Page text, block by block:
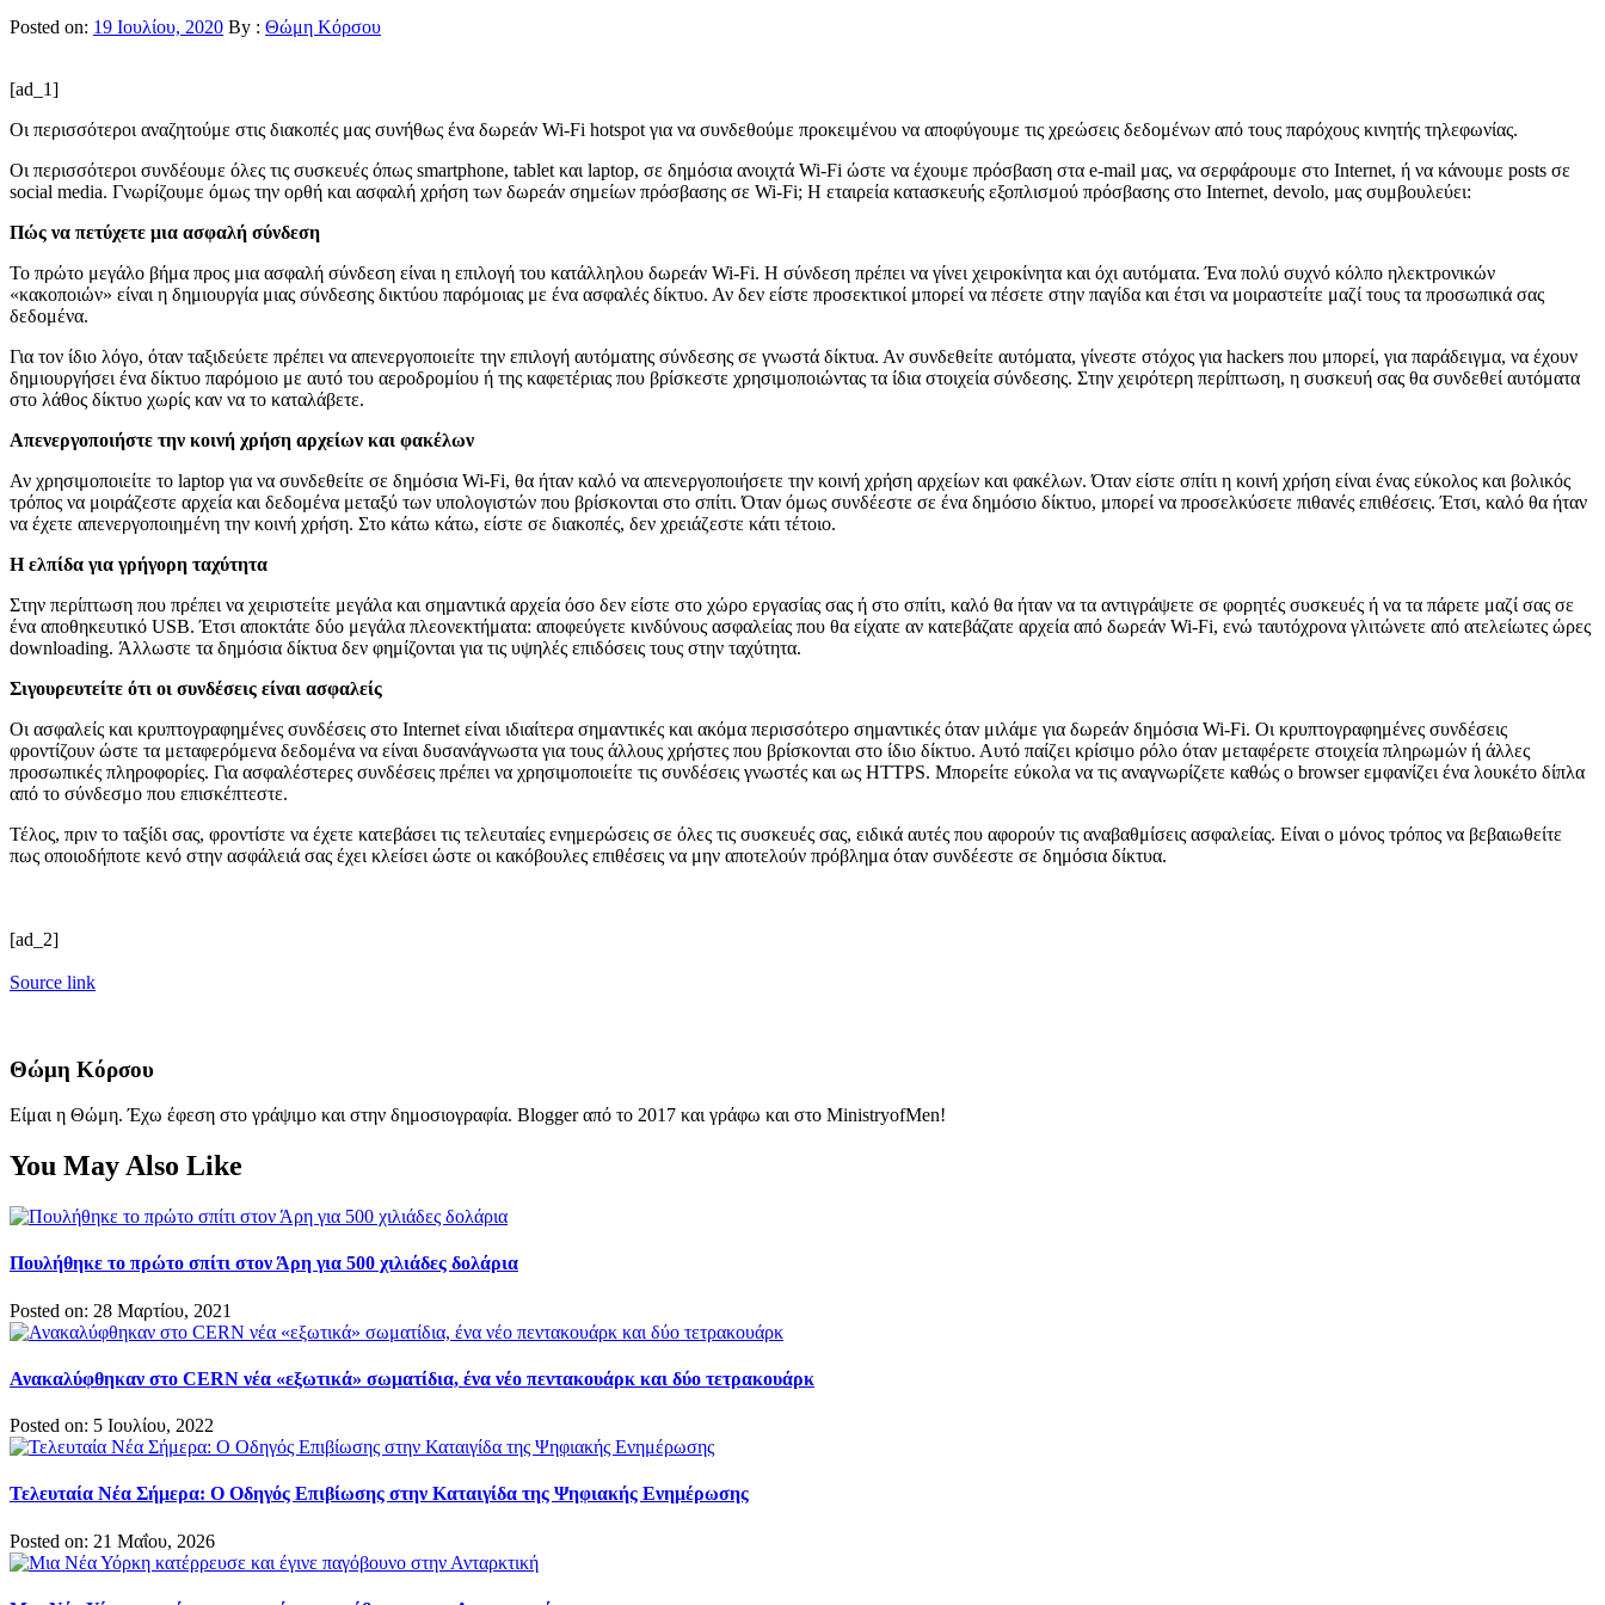
Posted on: 19 Ιουλίου, 2020 By : Θώμη Κόρσου
[ad_1]
Οι περισσότεροι αναζητούμε στις διακοπές μας συνήθως ένα δωρεάν Wi-Fi hotspot για να συνδεθούμε προκειμένου να αποφύγουμε τις χρεώσεις δεδομένων από τους παρόχους κινητής τηλεφωνίας.
Οι περισσότεροι συνδέουμε όλες τις συσκευές όπως smartphone, tablet και laptop, σε δημόσια ανοιχτά Wi-Fi ώστε να έχουμε πρόσβαση στα e-mail μας, να σερφάρουμε στο Internet, ή να κάνουμε posts σε
social media. Γνωρίζουμε όμως την ορθή και ασφαλή χρήση των δωρεάν σημείων πρόσβασης σε Wi-Fi; Η εταιρεία κατασκευής εξοπλισμού πρόσβασης στο Internet, devolo, μας συμβουλεύει:
Πώς να πετύχετε μια ασφαλή σύνδεση
Το πρώτο μεγάλο βήμα προς μια ασφαλή σύνδεση είναι η επιλογή του κατάλληλου δωρεάν Wi-Fi. Η σύνδεση πρέπει να γίνει χειροκίνητα και όχι αυτόματα. Ένα πολύ συχνό κόλπο ηλεκτρονικών
«κακοποιών» είναι η δημιουργία μιας σύνδεσης δικτύου παρόμοιας με ένα ασφαλές δίκτυο. Αν δεν είστε προσεκτικοί μπορεί να πέσετε στην παγίδα και έτσι να μοιραστείτε μαζί τους τα προσωπικά σας
δεδομένα.
Για τον ίδιο λόγο, όταν ταξιδεύετε πρέπει να απενεργοποιείτε την επιλογή αυτόματης σύνδεσης σε γνωστά δίκτυα. Αν συνδεθείτε αυτόματα, γίνεστε στόχος για hackers που μπορεί, για παράδειγμα, να έχουν
δημιουργήσει ένα δίκτυο παρόμοιο με αυτό του αεροδρομίου ή της καφετέριας που βρίσκεστε χρησιμοποιώντας τα ίδια στοιχεία σύνδεσης. Στην χειρότερη περίπτωση, η συσκευή σας θα συνδεθεί αυτόματα
στο λάθος δίκτυο χωρίς καν να το καταλάβετε.
Απενεργοποιήστε την κοινή χρήση αρχείων και φακέλων
Αν χρησιμοποιείτε το laptop για να συνδεθείτε σε δημόσια Wi-Fi, θα ήταν καλό να απενεργοποιήσετε την κοινή χρήση αρχείων και φακέλων. Όταν είστε σπίτι η κοινή χρήση είναι ένας εύκολος και βολικός
τρόπος να μοιράζεστε αρχεία και δεδομένα μεταξύ των υπολογιστών που βρίσκονται στο σπίτι. Όταν όμως συνδέεστε σε ένα δημόσιο δίκτυο, μπορεί να προσελκύσετε πιθανές επιθέσεις. Έτσι, καλό θα ήταν
να έχετε απενεργοποιημένη την κοινή χρήση. Στο κάτω κάτω, είστε σε διακοπές, δεν χρειάζεστε κάτι τέτοιο.
Η ελπίδα για γρήγορη ταχύτητα
Στην περίπτωση που πρέπει να χειριστείτε μεγάλα και σημαντικά αρχεία όσο δεν είστε στο χώρο εργασίας σας ή στο σπίτι, καλό θα ήταν να τα αντιγράψετε σε φορητές συσκευές ή να τα πάρετε μαζί σας σε
ένα αποθηκευτικό USB. Έτσι αποκτάτε δύο μεγάλα πλεονεκτήματα: αποφεύγετε κινδύνους ασφαλείας που θα είχατε αν κατεβάζατε αρχεία από δωρεάν Wi-Fi, ενώ ταυτόχρονα γλιτώνετε από ατελείωτες ώρες
downloading. Άλλωστε τα δημόσια δίκτυα δεν φημίζονται για τις υψηλές επιδόσεις τους στην ταχύτητα.
Σιγουρευτείτε ότι οι συνδέσεις είναι ασφαλείς
Οι ασφαλείς και κρυπτογραφημένες συνδέσεις στο Internet είναι ιδιαίτερα σημαντικές και ακόμα περισσότερο σημαντικές όταν μιλάμε για δωρεάν δημόσια Wi-Fi. Οι κρυπτογραφημένες συνδέσεις
φροντίζουν ώστε τα μεταφερόμενα δεδομένα να είναι δυσανάγνωστα για τους άλλους χρήστες που βρίσκονται στο ίδιο δίκτυο. Αυτό παίζει κρίσιμο ρόλο όταν μεταφέρετε στοιχεία πληρωμών ή άλλες
προσωπικές πληροφορίες. Για ασφαλέστερες συνδέσεις πρέπει να χρησιμοποιείτε τις συνδέσεις γνωστές και ως HTTPS. Μπορείτε εύκολα να τις αναγνωρίζετε καθώς ο browser εμφανίζει ένα λουκέτο δίπλα
από το σύνδεσμο που επισκέπτεστε.
Τέλος, πριν το ταξίδι σας, φροντίστε να έχετε κατεβάσει τις τελευταίες ενημερώσεις σε όλες τις συσκευές σας, ειδικά αυτές που αφορούν τις αναβαθμίσεις ασφαλείας. Είναι ο μόνος τρόπος να βεβαιωθείτε
πως οποιοδήποτε κενό στην ασφάλειά σας έχει κλείσει ώστε οι κακόβουλες επιθέσεις να μην αποτελούν πρόβλημα όταν συνδέεστε σε δημόσια δίκτυα.
[ad_2]
Source link
Θώμη Κόρσου
Είμαι η Θώμη. Έχω έφεση στο γράψιμο και στην δημοσιογραφία. Blogger από το 2017 και γράφω και στο MinistryofMen!
You May Also Like
Πουλήθηκε το πρώτο σπίτι στον Άρη για 500 χιλιάδες δολάρια
Posted on: 28 Μαρτίου, 2021
Ανακαλύφθηκαν στο CERN νέα «εξωτικά» σωματίδια, ένα νέο πεντακουάρκ και δύο τετρακουάρκ
Posted on: 5 Ιουλίου, 2022
Τελευταία Νέα Σήμερα: Ο Οδηγός Επιβίωσης στην Καταιγίδα της Ψηφιακής Ενημέρωσης
Posted on: 21 Μαΐου, 2026